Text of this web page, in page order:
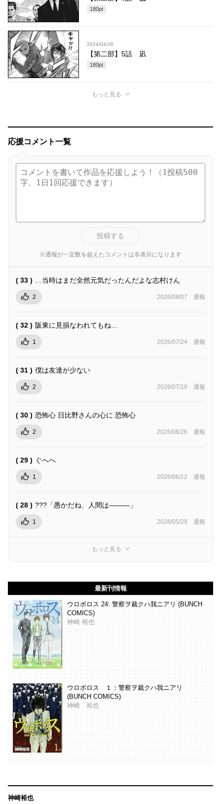
180pt
2024/04/26
【第二部】5話 凪
180pt
もっと見る
応援コメント一覧
投稿する
※通報が一定数を超えたコメントは非表示になります
( 33 ) …当時はまだ全然元気だったんだよな志村けん
2 2026/08/07 通報
( 32 ) 阪東に見損なわれてもね…
1 2026/07/24 通報
( 31 ) 僕は友達が少ない
2 2026/07/10 通報
( 30 ) 恐怖心 日比野さんの心に 恐怖心
2 2026/06/26 通報
( 29 ) ぐへへ
1 2026/06/12 通報
( 28 ) ???「愚かだね、人間は―――」
1 2026/05/29 通報
もっと見る
最新刊情報
ウロボロス 24: 警察ヲ裁クハ我ニアリ (BUNCH
COMICS)
神崎 裕也
ウロボロス １：警察ヲ裁クハ我ニアリ
(BUNCH COMICS)
神崎 裕也
神崎裕也